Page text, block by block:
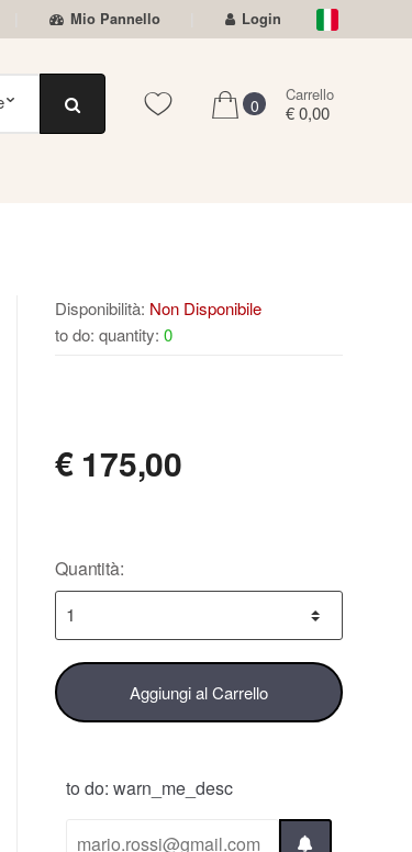
Mio Pannello Login
0
Carrello
€ 0,00
Disponibilità: Non Disponibile
to do: quantity: 0
€ 175,00
Quantità:
Aggiungi al Carrello
to do: warn_me_desc